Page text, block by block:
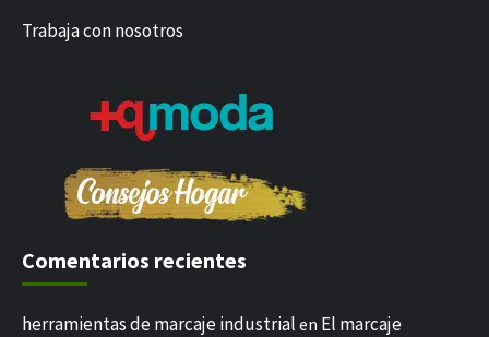
Trabaja con nosotros
Comentarios recientes
herramientas de marcaje industrial en El marcaje